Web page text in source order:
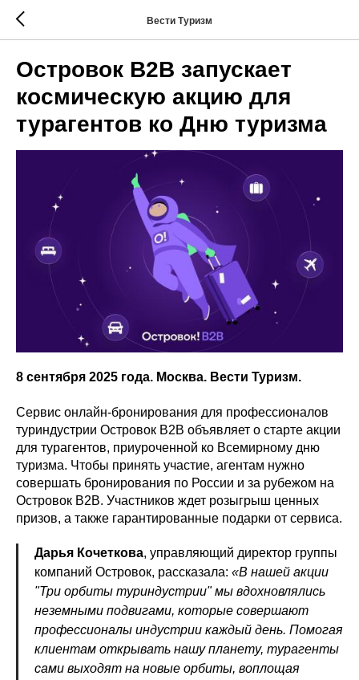
Вести Туризм
Островок B2B запускает
космическую акцию для
турагентов ко Дню туризма
8 сентября 2025 года. Москва. Вести Туризм.
Сервис онлайн-бронирования для профессионалов
туриндустрии Островок B2B объявляет о старте акции
для турагентов, приуроченной ко Всемирному дню
туризма. Чтобы принять участие, агентам нужно
совершать бронирования по России и за рубежом на
Островок В2В. Участников ждет розыгрыш ценных
призов, а также гарантированные подарки от сервиса.
Дарья Кочеткова, управляющий директор группы
компаний Островок, рассказала: «В нашей акции
"Три орбиты туриндустрии" мы вдохновлялись
неземными подвигами, которые совершают
профессионалы индустрии каждый день. Помогая
клиентам открывать нашу планету, турагенты
сами выходят на новые орбиты, воплощая